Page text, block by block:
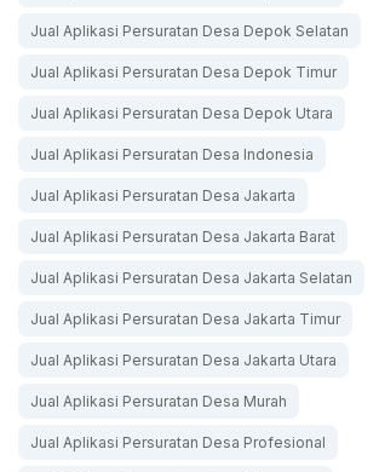
Jual Aplikasi Persuratan Desa Depok Selatan
Jual Aplikasi Persuratan Desa Depok Timur
Jual Aplikasi Persuratan Desa Depok Utara
Jual Aplikasi Persuratan Desa Indonesia
Jual Aplikasi Persuratan Desa Jakarta
Jual Aplikasi Persuratan Desa Jakarta Barat
Jual Aplikasi Persuratan Desa Jakarta Selatan
Jual Aplikasi Persuratan Desa Jakarta Timur
Jual Aplikasi Persuratan Desa Jakarta Utara
Jual Aplikasi Persuratan Desa Murah
Jual Aplikasi Persuratan Desa Profesional